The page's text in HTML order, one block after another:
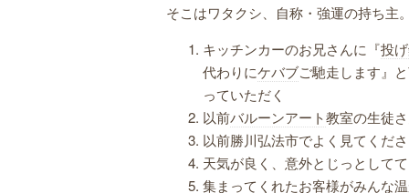
そこはワタクシ、自称・強運の持ち主
キッチンカーのお兄さんに『投
代わりにケバブご馳走します』
っていただく
以前バルーンアート教室の生徒
以前勝川弘法市でよく見てくだ
天気が良く、意外とじっとして
集まってくれたお客様がみんな